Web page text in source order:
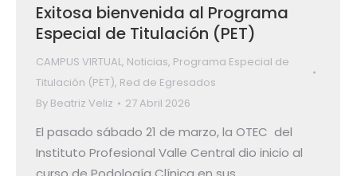
Exitosa bienvenida al Programa
Especial de Titulación (PET)
CAMPUS VIRTUAL, Noticias, Programa Especial de
Titulación (PET), Red de Egresados
By Beatriz Veliz 27 Abril 2026
El pasado sábado 21 de marzo, la OTEC del
Instituto Profesional Valle Central dio inicio al